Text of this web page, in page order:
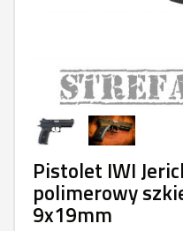
Pistolet IWI
polimerowy
9x19mm